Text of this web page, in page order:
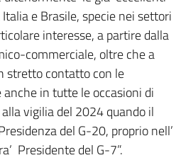
e Brasile, specie nei settori
interesse, a partire dalla
commerciale, oltre che a
stretto contatto con le
in tutte le occasioni di
vigilia del 2024 quando il
del G-20, proprio nell’
Presidente del G-7”.